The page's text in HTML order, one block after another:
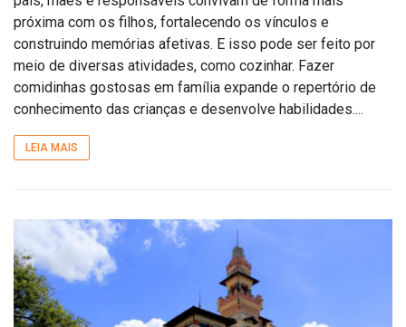
próxima com os filhos, fortalecendo os vínculos e
construindo memórias afetivas. E isso pode ser feito por
meio de diversas atividades, como cozinhar. Fazer
comidinhas gostosas em família expande o repertório de
conhecimento das crianças e desenvolve habilidades....
LEIA MAIS